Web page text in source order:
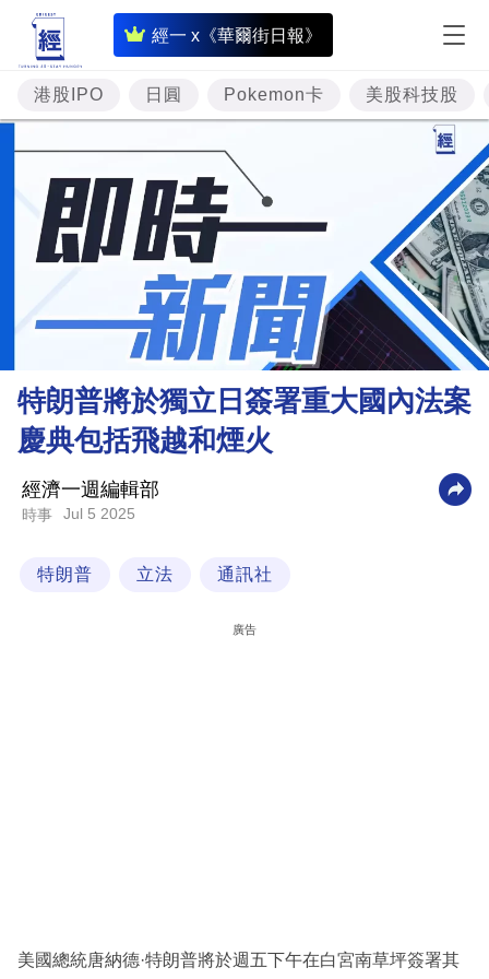
經一 x《華爾街日報》
即
時
財
經
專
題
投
資
樓
市
財
商
業
區
港股IPO 日圓 Pokemon卡 美股科技股
特朗普將於獨立日簽署重大國內法案
慶典包括飛越和煙火
經濟一週編輯部
時事 Jul 5 2025
特朗普 立法 通訊社
廣告
美國總統唐納德·特朗普將於週五下午在白宮南草坪簽署其